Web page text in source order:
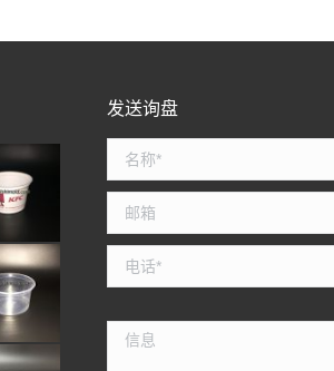
发送询盘